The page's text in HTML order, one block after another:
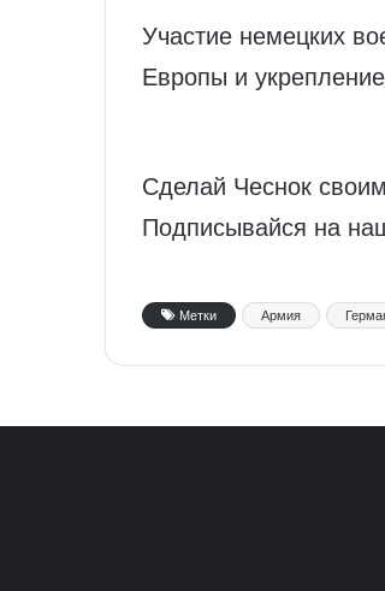
Участие немецких
Европы и
Сделай Чеснок
Подписывайся на
Метки Армия